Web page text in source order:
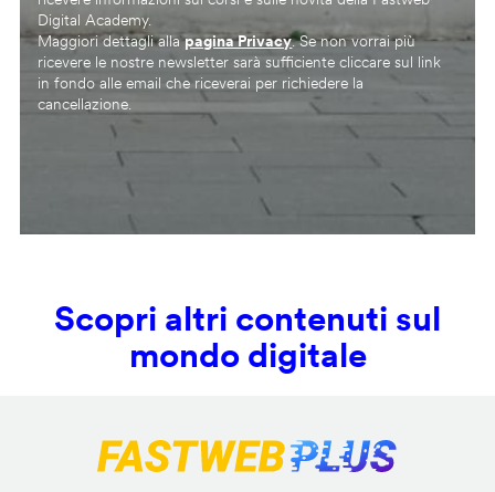
Digital Academy.
Maggiori dettagli allapagina Privacy. Se non vorrai più
ricevere le nostre newsletter sarà sufficiente cliccare sul link
in fondo alle email che riceverai per richiedere la
cancellazione.
Scopri altri contenuti sul
mondo digitale